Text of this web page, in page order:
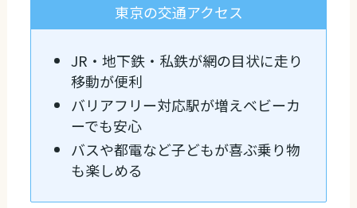
東京の交通アクセス
JR・地下鉄・私鉄が網の目状に走り
移動が便利
バリアフリー対応駅が増えベビーカ
ーでも安心
バスや都電など子どもが喜ぶ乗り物
も楽しめる